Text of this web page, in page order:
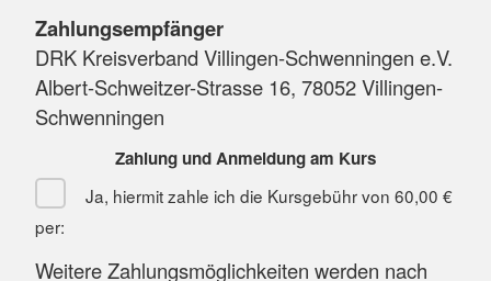
Zahlungsempfänger
DRK Kreisverband Villingen-Schwenningen e.V.
Albert-Schweitzer-Strasse 16, 78052 Villingen-
Schwenningen
Zahlung und Anmeldung am Kurs
Ja, hiermit zahle ich die Kursgebühr von 60,00 €
per:
Weitere Zahlungsmöglichkeiten werden nach